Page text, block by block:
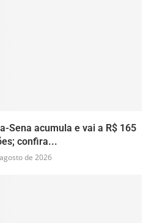
Sena acumula e vai a R$ 165
confira...
de 2026